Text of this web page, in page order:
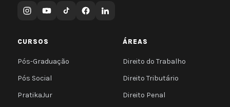
CURSOS
Pós-Graduação
Pós Social
PratikaJur
ÁREAS
Direito do Trabalho
Direito Tributário
Direito Penal